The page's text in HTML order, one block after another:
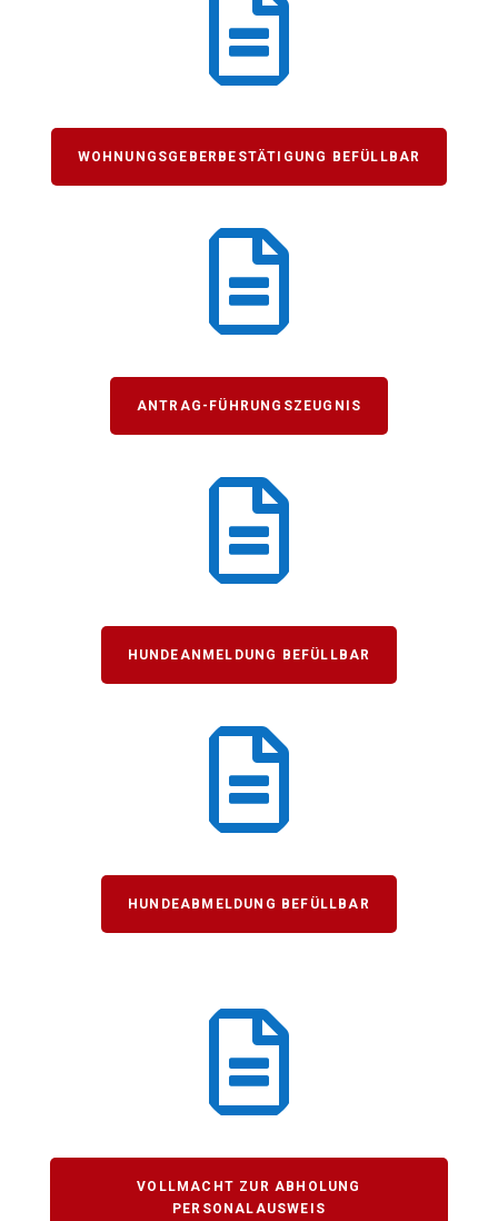

WOHNUNGSGEBERBESTÄTIGUNG BEFÜLLBAR

ANTRAG-FÜHRUNGSZEUGNIS

HUNDEANMELDUNG BEFÜLLBAR

HUNDEABMELDUNG BEFÜLLBAR

VOLLMACHT ZUR ABHOLUNG
PERSONALAUSWEIS